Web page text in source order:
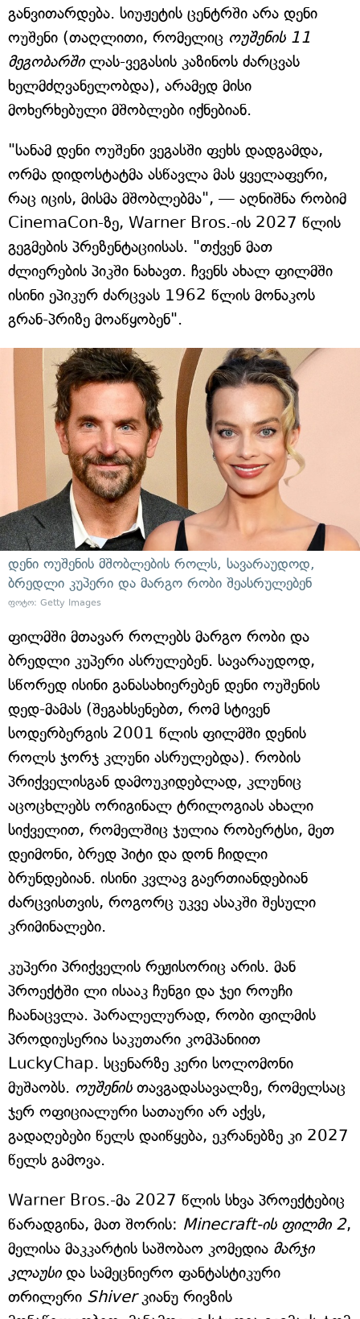
განვითარდება. სიუჟეტის ცენტრში არა დენი
ოუშენი (თაღლითი, რომელიც ოუშენის 11
მეგობარშილას-ვეგასის კაზინოს ძარცვას
ხელმძღვანელობდა), არამედ მისი
მოხერხებული მშობლები იქნებიან.
"სანამ დენი ოუშენი ვეგასში ფეხს დადგამდა,
ორმა დიდოსტატმა ასწავლა მას ყველაფერი,
რაც იცის, მისმა მშობლებმა", — აღნიშნა რობიმ
CinemaCon-ზე, Warner Bros.-ის 2027 წლის
გეგმების პრეზენტაციისას. "თქვენ მათ
ძლიერების პიკში ნახავთ. ჩვენს ახალ ფილმში
ისინი ეპიკურ ძარცვას 1962 წლის მონაკოს
გრან-პრიზე მოაწყობენ".
დენი ოუშენის მშობლების როლს, სავარაუდოდ,
ბრედლი კუპერი და მარგო რობი შეასრულებენ
ფოტო: Getty Images
ფილმში მთავარ როლებს მარგო რობი და
ბრედლი კუპერი ასრულებენ. სავარაუდოდ,
სწორედ ისინი განასახიერებენ დენი ოუშენის
დედ-მამას (შეგახსენებთ, რომ სტივენ
სოდერბერგის 2001 წლის ფილმში დენის
როლს ჯორჯ კლუნი ასრულებდა). რობის
პრიქველისგან დამოუკიდებლად, კლუნიც
აცოცხლებს ორიგინალ ტრილოგიას ახალი
სიქველით, რომელშიც ჯულია რობერტსი, მეთ
დეიმონი, ბრედ პიტი და დონ ჩიდლი
ბრუნდებიან. ისინი კვლავ გაერთიანდებიან
ძარცვისთვის, როგორც უკვე ასაკში შესული
კრიმინალები.
კუპერი პრიქველის რეჟისორიც არის. მან
პროექტში ლი ისააკ ჩუნგი და ჯეი როუჩი
ჩაანაცვლა. პარალელურად, რობი ფილმის
პროდიუსერია საკუთარი კომპანიით
LuckyChap. სცენარზე კერი სოლომონი
მუშაობს. ოუშენისთავგადასავალზე, რომელსაც
ჯერ ოფიციალური სათაური არ აქვს,
გადაღებები წელს დაიწყება, ეკრანებზე კი 2027
წელს გამოვა.
Warner Bros.-მა 2027 წლის სხვა პროექტებიც
წარადგინა, მათ შორის: Minecraft-ის ფილმი 2,
მელისა მაკკარტის საშობაო კომედია მარჯი
კლაუსიდა სამეცნიერო ფანტასტიკური
თრილერი Shiverკიანუ რივზის